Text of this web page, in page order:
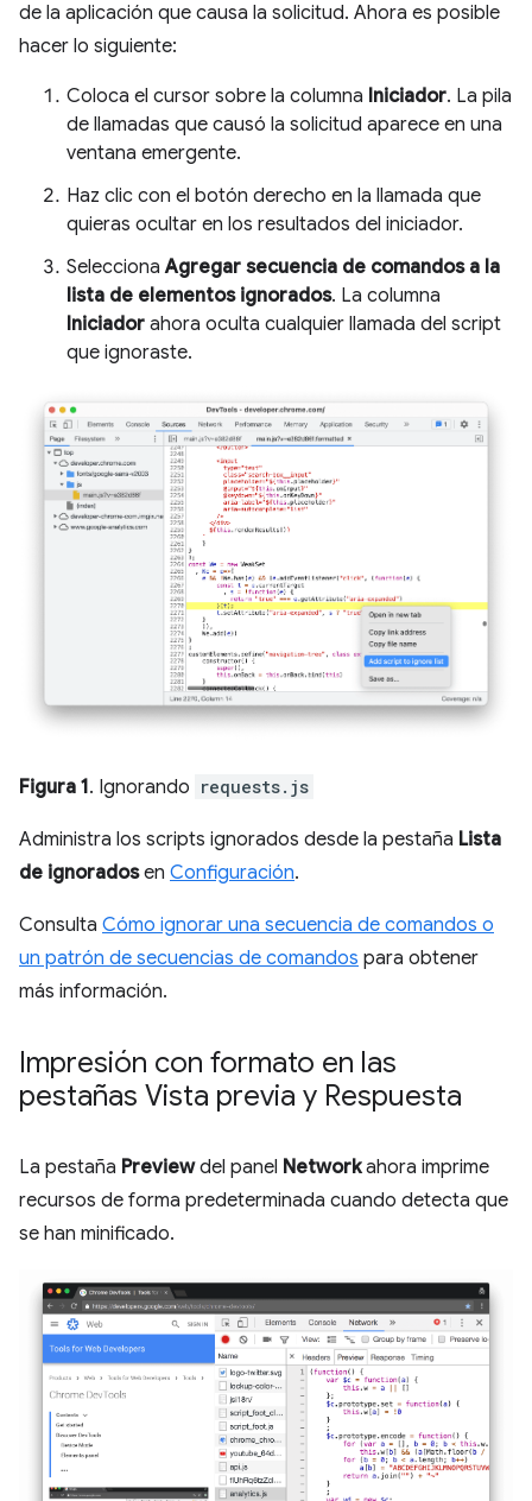
de la aplicación que causa la solicitud. Ahora es posible
hacer lo siguiente:
Coloca el cursor sobre la columna Iniciador. La pila
de llamadas que causó la solicitud aparece en una
ventana emergente.
Haz clic con el botón derecho en la llamada que
quieras ocultar en los resultados del iniciador.
SeleccionaAgregar secuencia de comandos a la
lista de elementos ignorados. La columna
Iniciador ahora oculta cualquier llamada del script
que ignoraste.
Figura 1. Ignorando requests.js
Administra los scripts ignorados desde la pestaña Lista
de ignoradosen Configuración.
Consulta Cómo ignorar una secuencia de comandos o
un patrón de secuencias de comandos para obtener
más información.
Impresión con formato en las
pestañas Vista previa y Respuesta
La pestaña Previewdel panel Networkahora imprime
recursos de forma predeterminada cuando detecta que
se han minificado.